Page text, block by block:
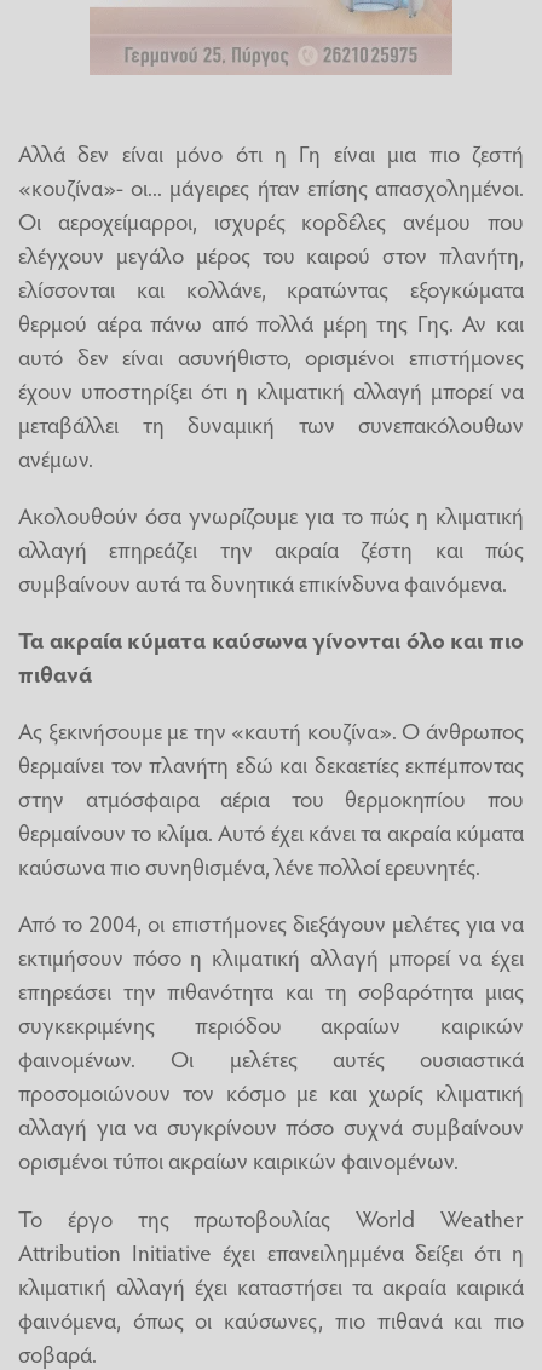
Αλλά δεν είναι μόνο ότι η Γη είναι μια πιο ζεστή
«κουζίνα»- οι... μάγειρες ήταν επίσης απασχολημένοι.
Οι αεροχείμαρροι, ισχυρές κορδέλες ανέμου που
ελέγχουν μεγάλο μέρος του καιρού στον πλανήτη,
ελίσσονται και κολλάνε, κρατώντας εξογκώματα
θερμού αέρα πάνω από πολλά μέρη της Γης. Αν και
αυτό δεν είναι ασυνήθιστο, ορισμένοι επιστήμονες
έχουν υποστηρίξει ότι η κλιματική αλλαγή μπορεί να
μεταβάλλει τη δυναμική των συνεπακόλουθων
ανέμων.
Ακολουθούν όσα γνωρίζουμε για το πώς η κλιματική
αλλαγή επηρεάζει την ακραία ζέστη και πώς
συμβαίνουν αυτά τα δυνητικά επικίνδυνα φαινόμενα.
Τα ακραία κύματα καύσωνα γίνονται όλο και πιο
πιθανά
Ας ξεκινήσουμε με την «καυτή κουζίνα». Ο άνθρωπος
θερμαίνει τον πλανήτη εδώ και δεκαετίες εκπέμποντας
στην ατμόσφαιρα αέρια του θερμοκηπίου που
θερμαίνουν το κλίμα. Αυτό έχει κάνει τα ακραία κύματα
καύσωνα πιο συνηθισμένα, λένε πολλοί ερευνητές.
Από το 2004, οι επιστήμονες διεξάγουν μελέτες για να
εκτιμήσουν πόσο η κλιματική αλλαγή μπορεί να έχει
επηρεάσει την πιθανότητα και τη σοβαρότητα μιας
συγκεκριμένης περιόδου ακραίων καιρικών
φαινομένων. Οι μελέτες αυτές ουσιαστικά
προσομοιώνουν τον κόσμο με και χωρίς κλιματική
αλλαγή για να συγκρίνουν πόσο συχνά συμβαίνουν
ορισμένοι τύποι ακραίων καιρικών φαινομένων.
Το έργο της πρωτοβουλίας World Weather
Attribution Initiative έχει επανειλημμένα δείξει ότι η
κλιματική αλλαγή έχει καταστήσει τα ακραία καιρικά
φαινόμενα, όπως οι καύσωνες, πιο πιθανά και πιο
σοβαρά.